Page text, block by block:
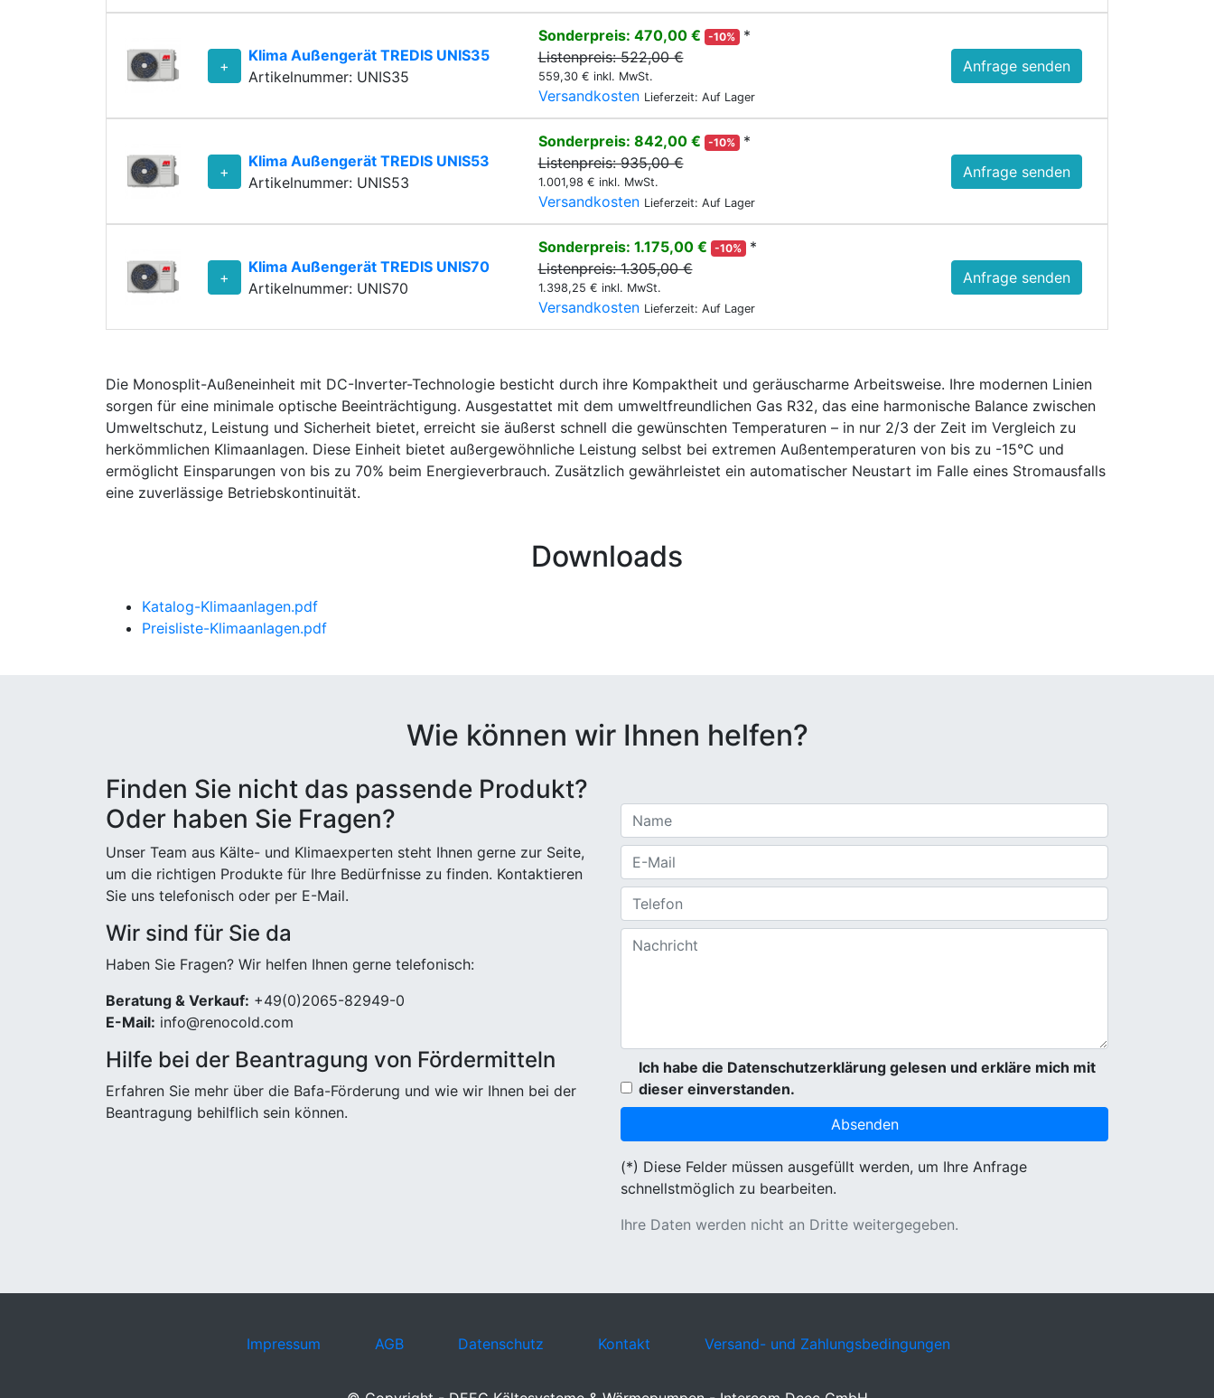
+
Klima Außengerät TREDIS UNIS35
Artikelnummer: UNIS35
Sonderpreis: 470,00 € -10%
*
Listenpreis: 522,00 €
559,30 € inkl. MwSt.
Versandkosten Lieferzeit: Auf Lager
Anfrage senden
+
Klima Außengerät TREDIS UNIS53
Artikelnummer: UNIS53
Sonderpreis: 842,00 € -10%
*
Listenpreis: 935,00 €
1.001,98 € inkl. MwSt.
Versandkosten Lieferzeit: Auf Lager
Anfrage senden
+
Klima Außengerät TREDIS UNIS70
Artikelnummer: UNIS70
Sonderpreis: 1.175,00 € -10%
*
Listenpreis: 1.305,00 €
1.398,25 € inkl. MwSt.
Versandkosten Lieferzeit: Auf Lager
Anfrage senden
Die Monosplit-Außeneinheit mit DC-Inverter-Technologie besticht durch ihre Kompaktheit und geräuscharme Arbeitsweise. Ihre modernen Linien
sorgen für eine minimale optische Beeinträchtigung. Ausgestattet mit dem umweltfreundlichen Gas R32, das eine harmonische Balance zwischen
Umweltschutz, Leistung und Sicherheit bietet, erreicht sie äußerst schnell die gewünschten Temperaturen – in nur 2/3 der Zeit im Vergleich zu
herkömmlichen Klimaanlagen. Diese Einheit bietet außergewöhnliche Leistung selbst bei extremen Außentemperaturen von bis zu -15°C und
ermöglicht Einsparungen von bis zu 70% beim Energieverbrauch. Zusätzlich gewährleistet ein automatischer Neustart im Falle eines Stromausfalls
eine zuverlässige Betriebskontinuität.
Downloads
Katalog-Klimaanlagen.pdf
Preisliste-Klimaanlagen.pdf
Wie können wir Ihnen helfen?
Finden Sie nicht das passende Produkt?
Oder haben Sie Fragen?
Unser Team aus Kälte- und Klimaexperten steht Ihnen gerne zur Seite,
um die richtigen Produkte für Ihre Bedürfnisse zu finden. Kontaktieren
Sie uns telefonisch oder per E-Mail.
Wir sind für Sie da
Haben Sie Fragen? Wir helfen Ihnen gerne telefonisch:
Beratung & Verkauf: +49(0)2065-82949-0
E-Mail: info@renocold.com
Hilfe bei der Beantragung von Fördermitteln
Erfahren Sie mehr über die Bafa-Förderung und wie wir Ihnen bei der
Beantragung behilflich sein können.
Ich habe die Datenschutzerklärung gelesen und erkläre mich mit
dieser einverstanden.
(*) Diese Felder müssen ausgefüllt werden, um Ihre Anfrage
schnellstmöglich zu bearbeiten.
Ihre Daten werden nicht an Dritte weitergegeben.
Impressum AGB Datenschutz Kontakt Versand- und Zahlungsbedingungen